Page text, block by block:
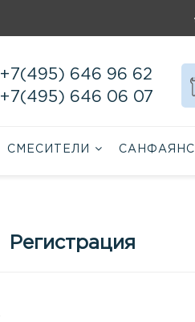
+7(495) 646 96 62
+7(495) 646 06 07
СМЕСИТЕЛИ САНФАЯНС
Регистрация